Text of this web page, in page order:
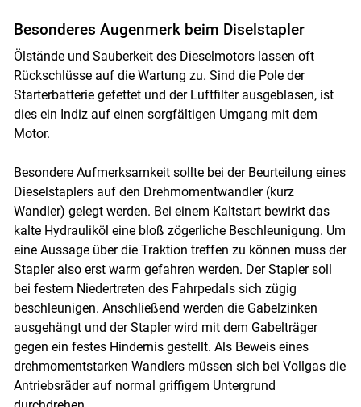
Besonderes Augenmerk beim Diselstapler
Ölstände und Sauberkeit des Dieselmotors lassen oft
Rückschlüsse auf die Wartung zu. Sind die Pole der
Starterbatterie gefettet und der Luftfilter ausgeblasen, ist
dies ein Indiz auf einen sorgfältigen Umgang mit dem
Motor.
Besondere Aufmerksamkeit sollte bei der Beurteilung eines
Dieselstaplers auf den Drehmomentwandler (kurz
Wandler) gelegt werden. Bei einem Kaltstart bewirkt das
kalte Hydrauliköl eine bloß zögerliche Beschleunigung. Um
eine Aussage über die Traktion treffen zu können muss der
Stapler also erst warm gefahren werden. Der Stapler soll
bei festem Niedertreten des Fahrpedals sich zügig
beschleunigen. Anschließend werden die Gabelzinken
ausgehängt und der Stapler wird mit dem Gabelträger
gegen ein festes Hindernis gestellt. Als Beweis eines
drehmomentstarken Wandlers müssen sich bei Vollgas die
Antriebsräder auf normal griffigem Untergrund